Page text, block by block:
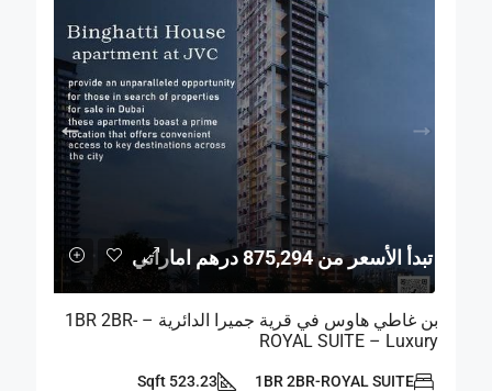
تبدأ الأسعر من 875,294 درهم اماراتي
بن غاطي هاوس في قرية جميرا الدائرية – 1BR 2BR-
ROYAL SUITE – Luxury
1BR 2BR-ROYAL SUITE
523.23 Sqft